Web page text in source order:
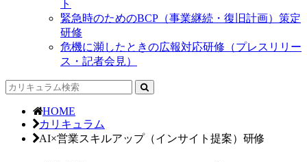
ト
緊急時のためのBCP（事業継続・復旧計画）策定
研修
危機に瀕したときの広報対応研修（プレスリリー
ス・記者会見）
HOME
カリキュラム
AI×営業スキルアップ（インサイト提案）研修